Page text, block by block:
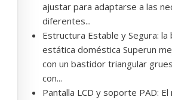
ajustar para adaptarse a las
diferentes...
Estructura Estable y Segura: la
estática doméstica Superun
con un bastidor triangular
con...
Pantalla LCD y soporte PAD: